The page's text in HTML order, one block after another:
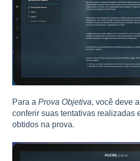
Para a Prova Objetiva, você deve
conferir suas tentativas realizadas
obtidos na prova.